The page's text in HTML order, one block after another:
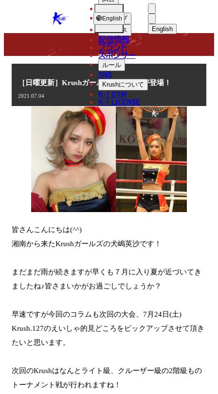
KRUSH English
中文（繁體
ショップ
ニュース
配信情報
ブランド
スポンサー
ルール
SNS
Krushについて
K-1 GYM
K-1 LICENSE
English
COLUMN
コラム
［日曜更新］Krushガールズ 犬嶋英沙が登場！
2021.07.04
皆さんこんにちは(^^)
湘南から来たKrushガールズの犬嶋英沙です！
まだまだ雨が続きますが早くも７月に入り夏が近づいてき
ましたね♪皆さまいかがお過ごしでしょうか？
早速ですが今回のコラムも次回の大会、7月24日(土)
Krush.127のえいしゃ的見どころをピックアップさせて頂き
たいと思います。
次回のKrushはなんとライト級、クルーザー級の2階級もの
トーナメント戦が行われますね！